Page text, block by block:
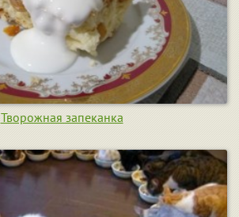
Творожная запеканка